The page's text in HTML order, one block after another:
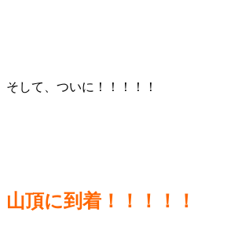
そして、ついに！！！！！
山頂に到着！！！！！